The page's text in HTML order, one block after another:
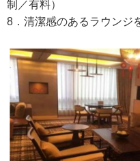
制／有料）
8．清潔感のあるラウンジ